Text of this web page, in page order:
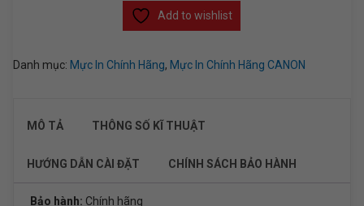
Add to wishlist
Danh mục: Mực In Chính Hãng, Mực In Chính Hãng CANON
MÔ TẢ THÔNG SỐ KĨ THUẬT
HƯỚNG DẪN CÀI ĐẶT CHÍNH SÁCH BẢO HÀNH
Bảo hành: Chính hãng